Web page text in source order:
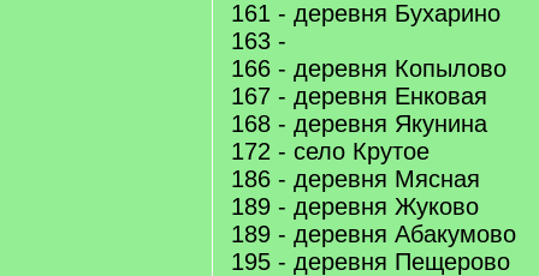
161 - деревня Бухарино
163 -
166 - деревня Копылово
167 - деревня Енковая
168 - деревня Якунина
172 - село Крутое
186 - деревня Мясная
189 - деревня Жуково
189 - деревня Абакумово
195 - деревня Пещерово